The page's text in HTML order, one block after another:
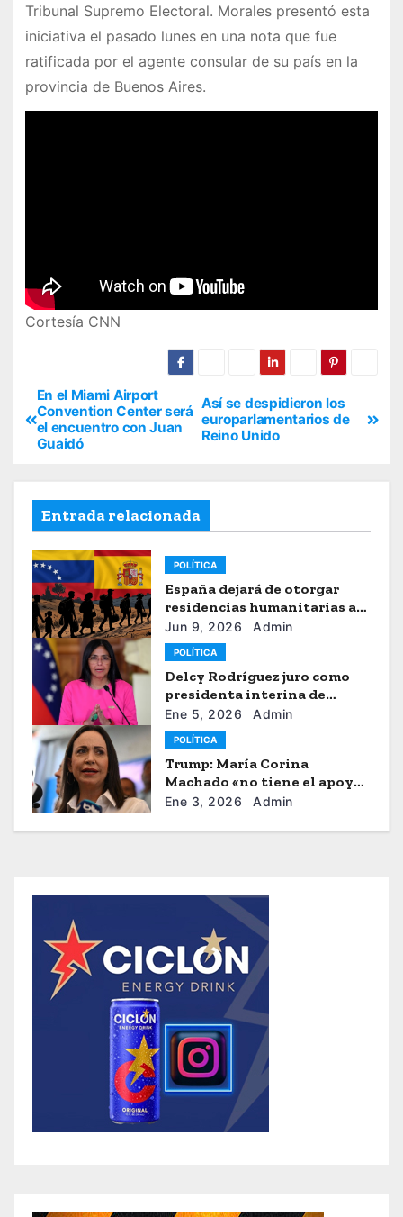
Tribunal Supremo Electoral. Morales presentó esta
iniciativa el pasado lunes en una nota que fue
ratificada por el agente consular de su país en la
provincia de Buenos Aires.
Cortesía CNN
Así se despidieron los
europarlamentarios de
Reino Unido
En el Miami Airport
Convention Center será
el encuentro con Juan
Guaidó
Entrada relacionada
POLÍTICA
España dejará de otorgar
residencias humanitarias a
venezolanos
Jun 9, 2026 Admin
POLÍTICA
Delcy Rodríguez juro como
presidenta interina de
Venezuela
Ene 5, 2026 Admin
POLÍTICA
Trump: María Corina
Machado «no tiene el apoyo»
para dirigir Venezuela
Ene 3, 2026 Admin